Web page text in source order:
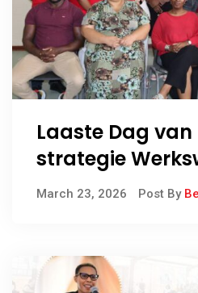
Laaste Dag van
strategie
Af in Calvinia
March 23, 2026 Post By